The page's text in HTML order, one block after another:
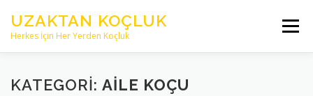
geçUZAKTAN KOÇLUK
Herkes İçin Her Yerden Koçluk
Menü
ANASAYFA HAKKIMIZDA
KATEGORI: AILE KOÇU